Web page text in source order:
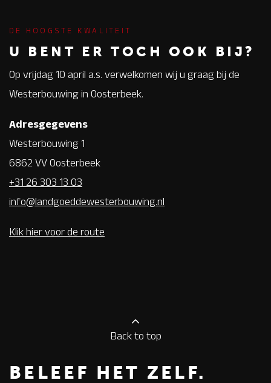
DE HOOGSTE KWALITEIT
U BENT ER TOCH OOK BIJ?
Op vrijdag 10 april a.s. verwelkomen wij u graag bij de
Westerbouwing in Oosterbeek.
Adresgegevens
Westerbouwing 1
6862 VV Oosterbeek
+31 26 303 13 03
info@landgoeddewesterbouwing.nl
Klik hier voor de route
Back to top
BELEEF HET ZELF.